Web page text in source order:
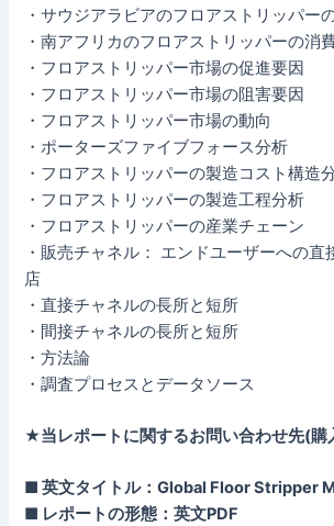
・サウジアラビアのフロアストリッパー
・南アフリカのフロアストリッパーの消
・フロアストリッパー市場の促進要因
・フロアストリッパー市場の阻害要因
・フロアストリッパー市場の動向
・ポーターズファイブフォース分析
・フロアストリッパーの製造コスト構造
・フロアストリッパーの製造工程分析
・フロアストリッパーの産業チェーン
・販売チャネル： エンドユーザーへの直
店
・直接チャネルの長所と短所
・間接チャネルの長所と短所
・方法論
・調査プロセスとデータソース
★当レポートに関するお問い合わせ先(
■ 英文タイトル：Global Floor Stripper
■ レポートの形態：英文PDF